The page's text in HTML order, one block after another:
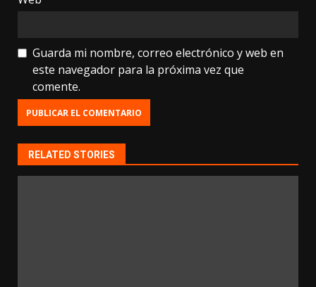
Guarda mi nombre, correo electrónico y web en
este navegador para la próxima vez que
comente.
RELATED STORIES